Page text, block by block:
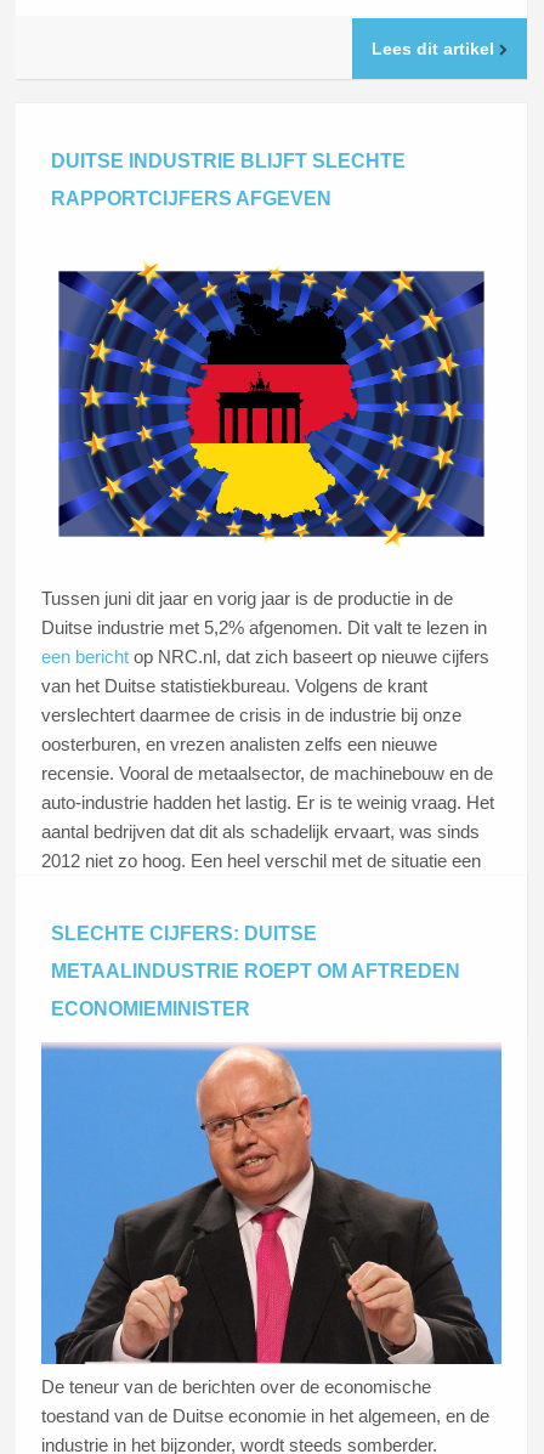
Lees dit artikel
DUITSE INDUSTRIE BLIJFT SLECHTE
RAPPORTCIJFERS AFGEVEN
Tussen juni dit jaar en vorig jaar is de productie in de
Duitse industrie met 5,2% afgenomen. Dit valt te lezen in
een bericht op NRC.nl, dat zich baseert op nieuwe cijfers
van het Duitse statistiekbureau. Volgens de krant
verslechtert daarmee de crisis in de industrie bij onze
oosterburen, en vrezen analisten zelfs een nieuwe
recensie. Vooral de metaalsector, de machinebouw en de
auto-industrie hadden het lastig. Er is te weinig vraag. Het
aantal bedrijven dat dit als schadelijk ervaart, was sinds
2012 niet zo hoog. Een heel verschil met de situatie een
SLECHTE CIJFERS: DUITSE
METAALINDUSTRIE ROEPT OM AFTREDEN
ECONOMIEMINISTER
De teneur van de berichten over de economische
toestand van de Duitse economie in het algemeen, en de
industrie in het bijzonder, wordt steeds somberder.